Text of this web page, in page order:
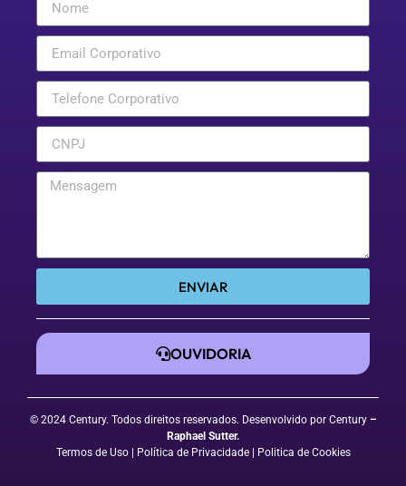
ENVIAR
OUVIDORIA
© 2024 Century. Todos direitos reservados. Desenvolvido por Century –
Raphael Sutter.
Termos de Uso
| Política de Privacidade| Politica de Cookies